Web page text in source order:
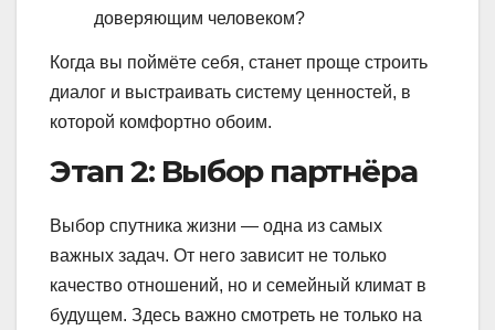
доверяющим человеком?
Когда вы поймёте себя, станет проще строить
диалог и выстраивать систему ценностей, в
которой комфортно обоим.
Этап 2: Выбор партнёра
Выбор спутника жизни — одна из самых
важных задач. От него зависит не только
качество отношений, но и семейный климат в
будущем. Здесь важно смотреть не только на